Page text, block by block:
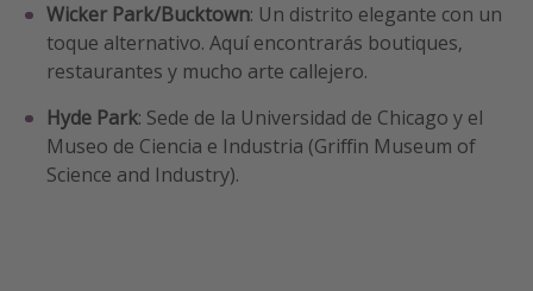
Wicker Park/Bucktown: Un distrito elegante con un
toque alternativo. Aquí encontrarás boutiques,
restaurantes y mucho arte callejero.
Hyde Park: Sede de la Universidad de Chicago y el
Museo de Ciencia e Industria (Griffin Museum of
Science and Industry).